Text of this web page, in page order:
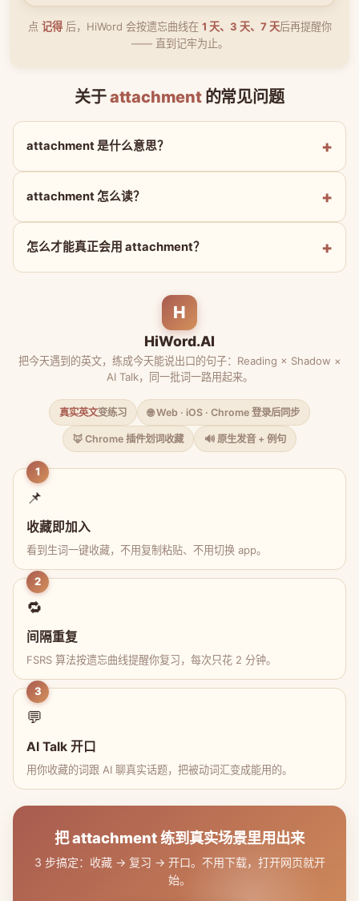
点 记得后，HiWord 会按遗忘曲线在 1 天、3 天、7 天后再提醒你
—— 直到记牢为止。
关于attachment的常见问题
attachment 是什么意思？
attachment 怎么读？
怎么才能真正会用 attachment？
H
HiWord.AI
把今天遇到的英文，练成今天能说出口的句子：Reading × Shadow ×
AI Talk，同一批词一路用起来。
真实英文变练习 🌐 Web · iOS · Chrome 登录后同步
🦊 Chrome 插件划词收藏 🔊 原生发音 + 例句
1
📌
收藏即加入
看到生词一键收藏，不用复制粘贴、不用切换 app。
2
🔁
间隔重复
FSRS 算法按遗忘曲线提醒你复习，每次只花 2 分钟。
3
💬
AI Talk 开口
用你收藏的词跟 AI 聊真实话题，把被动词汇变成能用的。
把 attachment 练到真实场景里用出来
3 步搞定：收藏 → 复习 → 开口。不用下载，打开网页就开
始。